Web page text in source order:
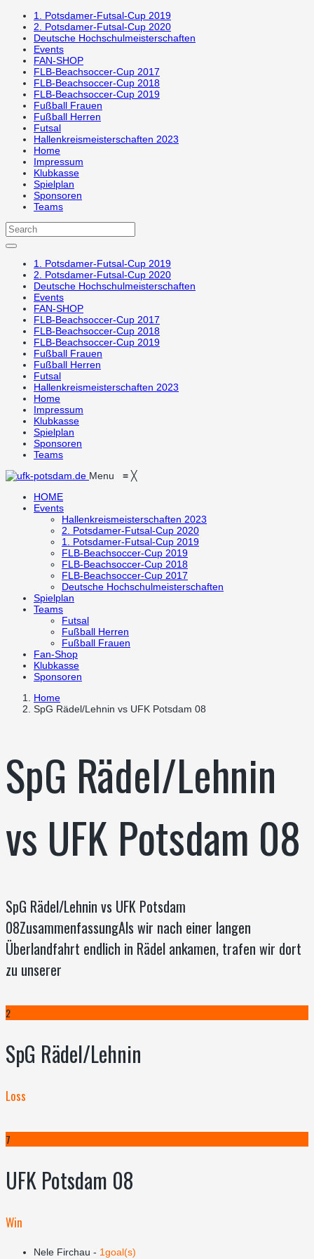
1. Potsdamer-Futsal-Cup 2019
2. Potsdamer-Futsal-Cup 2020
Deutsche Hochschulmeisterschaften
Events
FAN-SHOP
FLB-Beachsoccer-Cup 2017
FLB-Beachsoccer-Cup 2018
FLB-Beachsoccer-Cup 2019
Fußball Frauen
Fußball Herren
Futsal
Hallenkreismeisterschaften 2023
Home
Impressum
Klubkasse
Spielplan
Sponsoren
Teams
1. Potsdamer-Futsal-Cup 2019
2. Potsdamer-Futsal-Cup 2020
Deutsche Hochschulmeisterschaften
Events
FAN-SHOP
FLB-Beachsoccer-Cup 2017
FLB-Beachsoccer-Cup 2018
FLB-Beachsoccer-Cup 2019
Fußball Frauen
Fußball Herren
Futsal
Hallenkreismeisterschaften 2023
Home
Impressum
Klubkasse
Spielplan
Sponsoren
Teams
Menu ≡ ╳
HOME
Events
Hallenkreismeisterschaften 2023
2. Potsdamer-Futsal-Cup 2020
1. Potsdamer-Futsal-Cup 2019
FLB-Beachsoccer-Cup 2019
FLB-Beachsoccer-Cup 2018
FLB-Beachsoccer-Cup 2017
Deutsche Hochschulmeisterschaften
Spielplan
Teams
Futsal
Fußball Herren
Fußball Frauen
Fan-Shop
Klubkasse
Sponsoren
Home
SpG Rädel/Lehnin vs UFK Potsdam 08
SpG Rädel/Lehnin
vs UFK Potsdam 08
SpG Rädel/Lehnin vs UFK Potsdam
08ZusammenfassungAls wir nach einer langen
Überlandfahrt endlich in Rädel ankamen, trafen wir dort
zu unserer
2
SpG Rädel/Lehnin
Loss
7
UFK Potsdam 08
Win
Nele Firchau - 1goal(s)